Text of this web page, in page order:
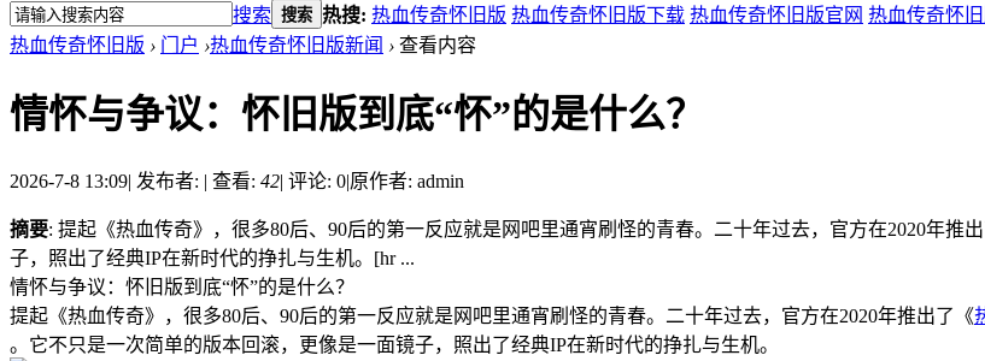
搜索 搜索 热搜: 热血传奇怀旧版 热血传奇怀旧版下载 热血传奇怀旧版官网 热血传奇怀
热血传奇怀旧版 › 门户 ›热血传奇怀旧版新闻 › 查看内容
情怀与争议：怀旧版到底“怀”的是什么？
2026-7-8 13:09| 发布者: | 查看: 42| 评论: 0|原作者: admin
摘要: 提起《热血传奇》，很多80后、90后的第一反应就是网吧里通宵刷怪的青春。二十年过去，官方在2020年
子，照出了经典IP在新时代的挣扎与生机。[hr ...
情怀与争议：怀旧版到底“怀”的是什么？
提起《热血传奇》，很多80后、90后的第一反应就是网吧里通宵刷怪的青春。二十年过去，官方在2020年推出了《
。它不只是一次简单的版本回滚，更像是一面镜子，照出了经典IP在新时代的挣扎与生机。